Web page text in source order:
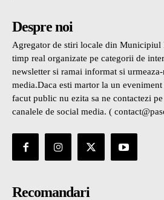
Despre noi
Agregator de stiri locale din Municipiul
timp real organizate pe categorii de
newsletter si ramai informat si
media.Daca esti martor la un
facut public nu ezita sa ne contactezi
canalele de social media. (
Recomandari